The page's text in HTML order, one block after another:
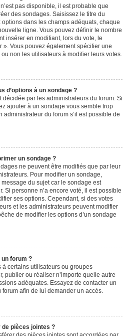
pas disponible, il est probable que
des sondages. Saisissez le titre du
dans les champs adéquats, chaque
ligne. Vous pouvez définir le nombre
insérer en modifiant, lors du vote, le
Vous pouvez également spécifier une
non les utilisateurs à modifier leurs votes.
d’options à un sondage ?
décidée par les administrateurs du forum. Si
ajouter à un sondage vous semble trop
du forum s’il est possible de
un sondage ?
ne peuvent être modifiés que par leur
Pour modifier un sondage,
du sujet car le sondage est
Si personne n’a encore voté, il est possible
ses options. Cependant, si des votes
et les administrateurs peuvent modifier
de modifier les options d’un sondage
un forum ?
certains utilisateurs ou groupes
publier ou réaliser n’importe quelle autre
adéquates. Essayez de contacter un
afin de lui demander un accès.
de pièces jointes ?